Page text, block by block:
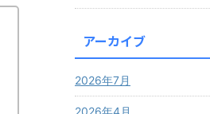
アーカイブ
2026年7月
2026年4月